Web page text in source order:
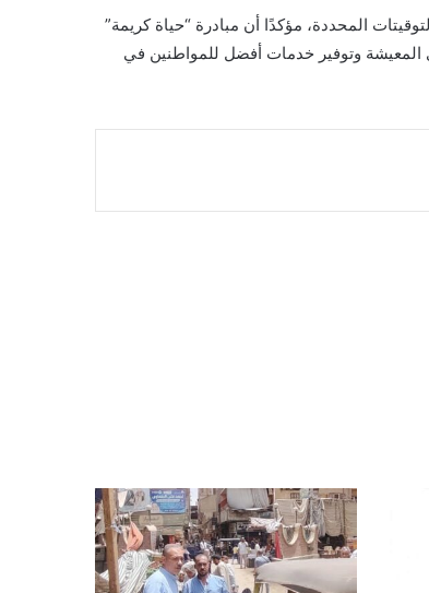
المحددة، مؤكدًا أن مبادرة “حياة كريمة”
المعيشة وتوفير خدمات أفضل للمواطنين في